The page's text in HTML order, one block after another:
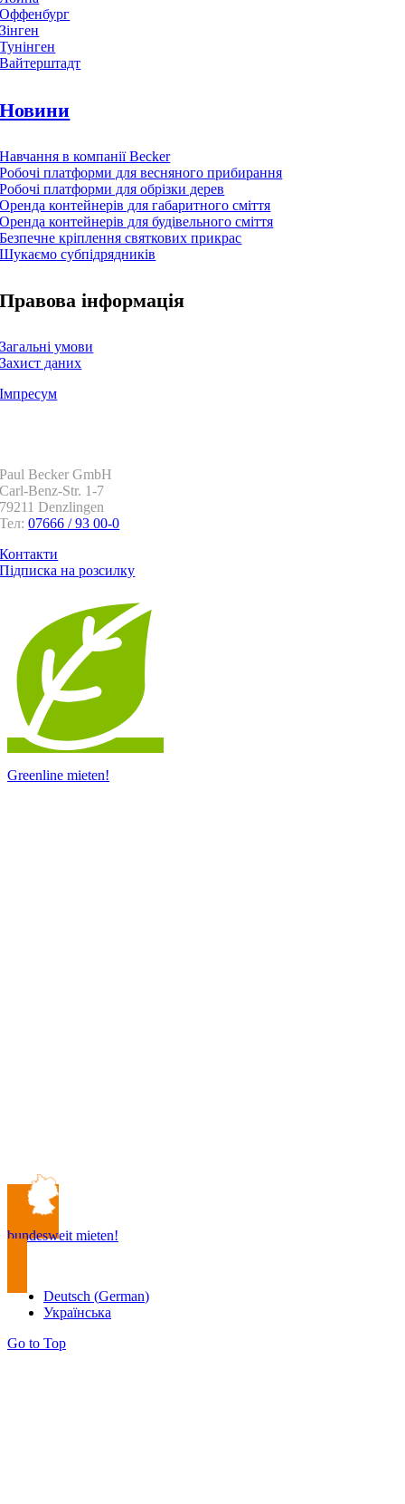
Оффенбург
Зінген
Тунінген
Вайтерштадт
Новини
Навчання в компанії Becker
Робочі платформи для весняного прибирання
Робочі платформи для обрізки дерев
Оренда контейнерів для габаритного сміття
Оренда контейнерів для будівельного сміття
Безпечне кріплення святкових прикрас
Шукаємо субпідрядників
Правова інформація
Загальні умови
Захист даних
Імпресум
Paul Becker GmbH
Carl-Benz-Str. 1-7
79211 Denzlingen
Тел:07666 / 93 00-0
Контакти
Підписка на розсилку
Greenline mieten!
bundesweit mieten!
Deutsch (German)
Українська
Go to Top